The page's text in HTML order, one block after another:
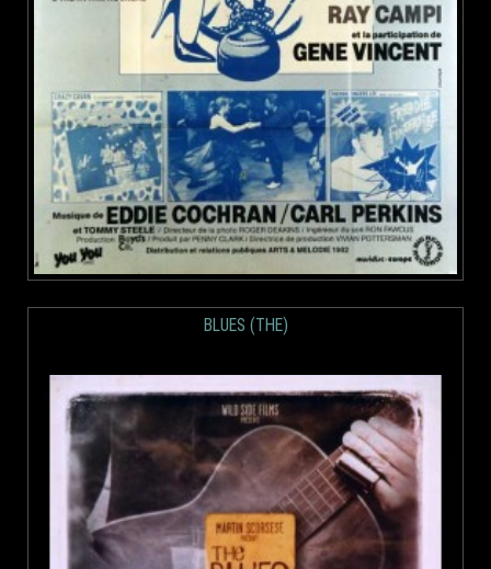
BLUES (THE)